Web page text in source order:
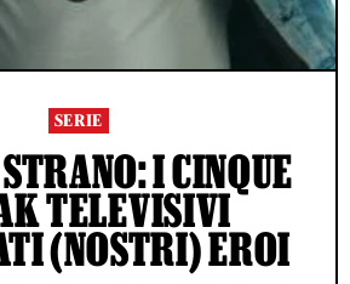
SERIE
I CINQUE
TELEVISIVI
(NOSTRI) EROI